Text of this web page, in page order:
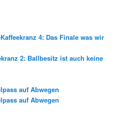
4: Das Finale was wir
2: Ballbesitz ist auch keine
auf Abwegen
auf Abwegen